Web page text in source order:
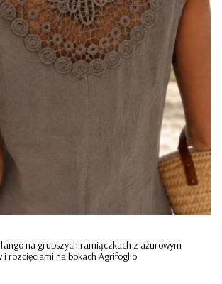
na grubszych ramiączkach z ażurowym
i rozcięciami na bokach Agrifoglio